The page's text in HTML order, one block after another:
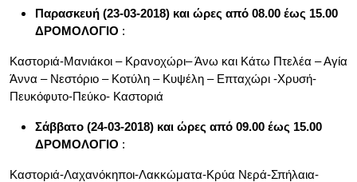
Παρασκευή (23-03-2018) και ώρες από 08.00 έως 15.00
ΔΡΟΜΟΛΟΓΙΟ :
Καστοριά-Μανιάκοι – Κρανοχώρι– Άνω και Κάτω Πτελέα – Αγία
Άννα – Νεστόριο – Κοτύλη – Κυψέλη – Επταχώρι -Χρυσή-
Πευκόφυτο-Πεύκο- Καστοριά
Σάββατο (24-03-2018) και ώρες από 09.00 έως 15.00
ΔΡΟΜΟΛΟΓΙΟ :
Καστοριά-Λαχανόκηποι-Λακκώματα-Κρύα Νερά-Σπήλαια-